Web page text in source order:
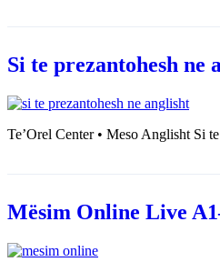
Si te prezantohesh ne
Te’Orel Center • Meso Anglisht Si
Mësim Online Live